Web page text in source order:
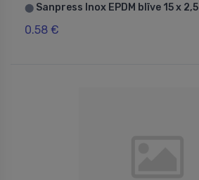
⬤ Sanpress Inox EPDM blīve 15 x 2,5
0.58 €